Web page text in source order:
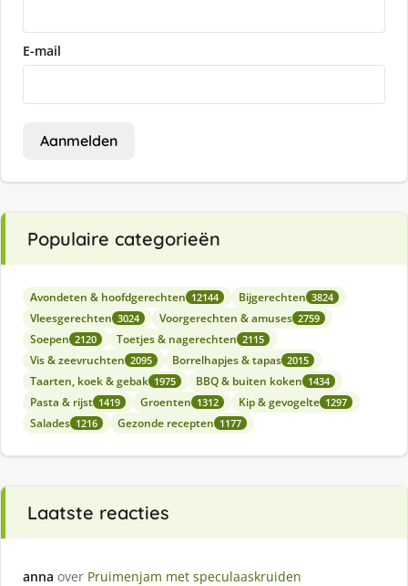
E-mail
Aanmelden
Populaire categorieën
Avondeten & hoofdgerechten 12144 Bijgerechten 3824
Vleesgerechten 3024 Voorgerechten & amuses 2759
Soepen 2120 Toetjes & nagerechten 2115
Vis & zeevruchten 2095 Borrelhapjes & tapas 2015
Taarten, koek & gebak 1975 BBQ & buiten koken 1434
Pasta & rijst 1419 Groenten 1312 Kip & gevogelte 1297
Salades 1216 Gezonde recepten 1177
Laatste reacties
anna over Pruimenjam met speculaaskruiden